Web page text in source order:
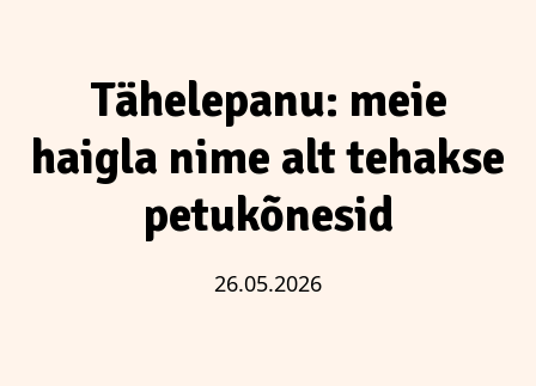
Tähelepanu: meie
haigla nime alt tehakse
petukõnesid
26.05.2026